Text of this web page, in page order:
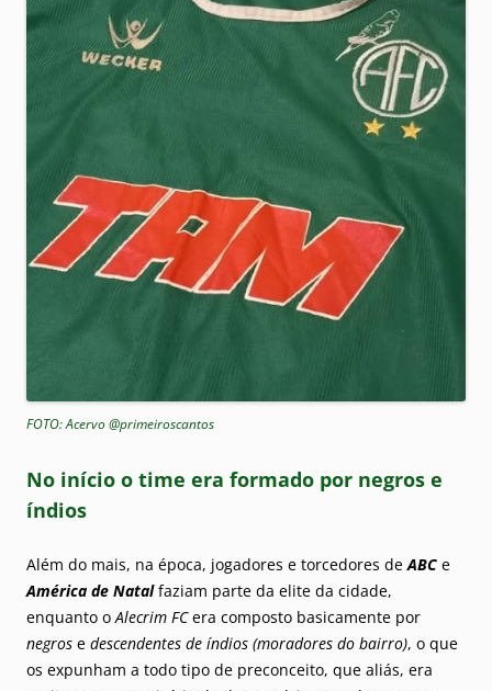
FOTO: Acervo @primeiroscantos
No início o time era formado por negros e
índios
Além do mais, na época, jogadores e torcedores deABC e
América de Natalfaziam parte da elite da cidade,
enquanto oAlecrim FCera composto basicamente por
negros e descendentes de índios (moradores do bairro), o que
os expunham a todo tipo de preconceito, que aliás, era